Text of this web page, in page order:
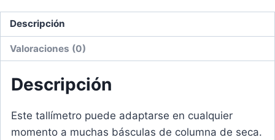
Descripción
Valoraciones (0)
Descripción
Este tallímetro puede adaptarse en cualquier
momento a muchas básculas de columna de seca.